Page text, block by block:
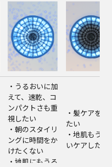
・うるおいに加
えて、速乾、コ
ンパクトさも重
視したい
・朝のスタイリ
ングに時間をか
けたくない
・地肌にもうる
・髪ケアを始
たい
・地肌もうる
いケアしたい